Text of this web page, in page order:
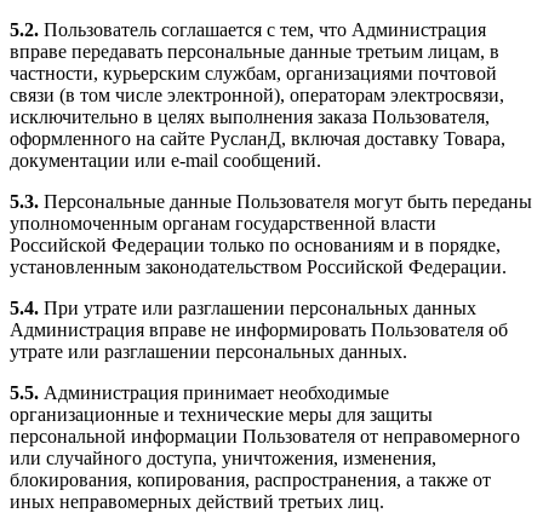
5.2. Пользователь соглашается с тем, что Администрация
вправе передавать персональные данные третьим лицам, в
частности, курьерским службам, организациями почтовой
связи (в том числе электронной), операторам электросвязи,
исключительно в целях выполнения заказа Пользователя,
оформленного на сайте РусланД, включая доставку Товара,
документации или e-mail сообщений.
5.3. Персональные данные Пользователя могут быть переданы
уполномоченным органам государственной власти
Российской Федерации только по основаниям и в порядке,
установленным законодательством Российской Федерации.
5.4. При утрате или разглашении персональных данных
Администрация вправе не информировать Пользователя об
утрате или разглашении персональных данных.
5.5. Администрация принимает необходимые
организационные и технические меры для защиты
персональной информации Пользователя от неправомерного
или случайного доступа, уничтожения, изменения,
блокирования, копирования, распространения, а также от
иных неправомерных действий третьих лиц.